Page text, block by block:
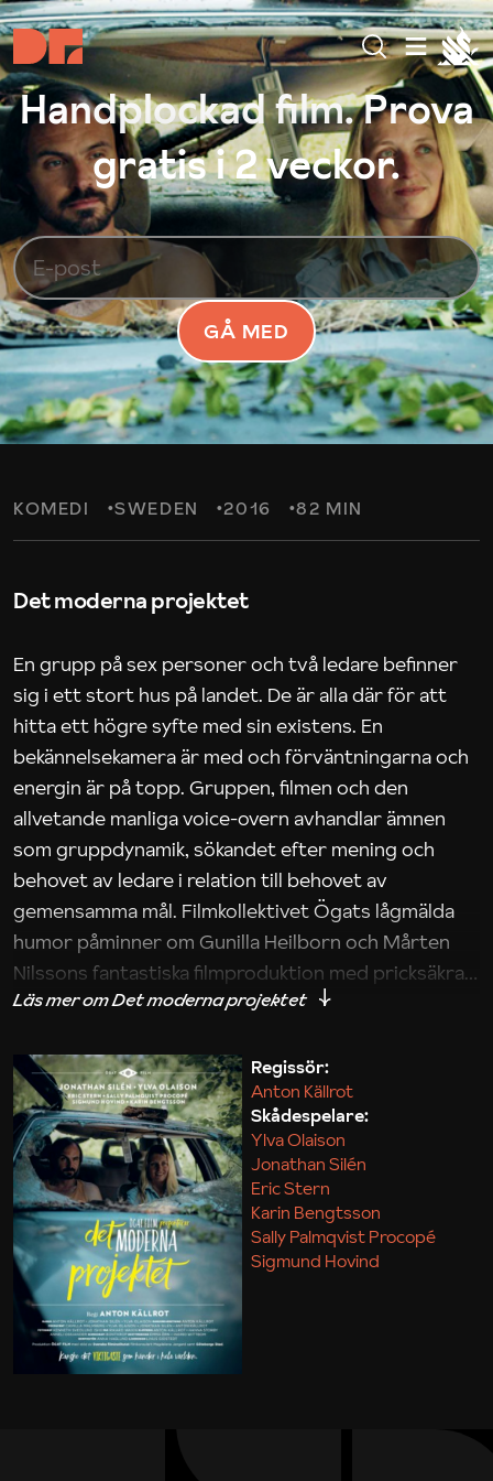
Handplockad film. Prova
gratis i 2 veckor.
GÅ MED
KOMEDI SWEDEN 2016 82 MIN
Det moderna projektet
En grupp på sex personer och två ledare befinner
sig i ett stort hus på landet. De är alla där för att
hitta ett högre syfte med sin existens. En
bekännelsekamera är med och förväntningarna och
energin är på topp. Gruppen, filmen och den
allvetande manliga voice-overn avhandlar ämnen
som gruppdynamik, sökandet efter mening och
behovet av ledare i relation till behovet av
gemensamma mål. Filmkollektivet Ögats lågmälda
humor påminner om Gunilla Heilborn och Mårten
Nilssons fantastiska filmproduktion med pricksäkra
iakttagelser om hur svårt det kan vara att omsätta
Maja Kekonius
Regissör:
Anton Källrot
Skådespelare:
Ylva Olaison
Jonathan Silén
Eric Stern
Karin Bengtsson
Sally Palmqvist Procopé
Sigmund Hovind